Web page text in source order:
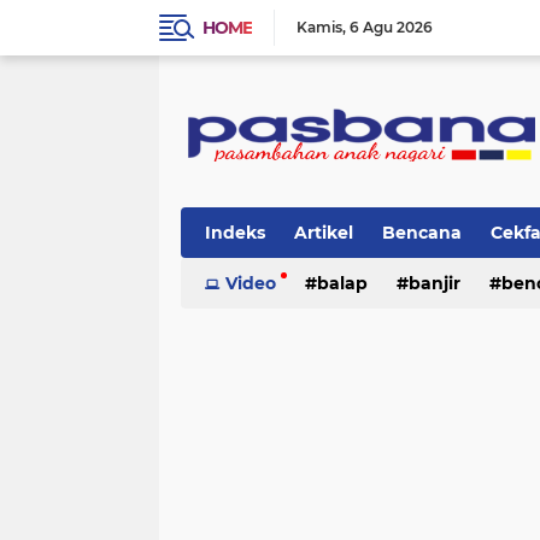
HOME Kamis 6 Agu 2026
Indeks Artikel Bencana
Musik Olahraga Pariwisata
Video balap banjir